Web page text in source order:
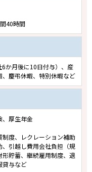
40時間
か月後に10日付与）、産
慶弔休暇、特別休暇など
、厚生年金
制度、レクレーション補助
引越し費用会社負担（規
貯蓄、継続雇用制度、退
貸与など